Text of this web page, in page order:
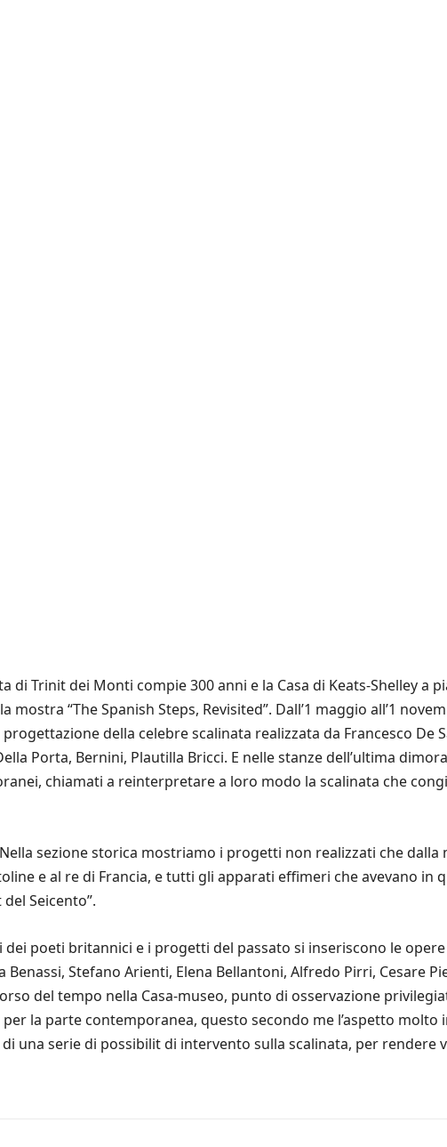
di Trinit dei Monti compie 300 anni e la Casa di Keats-Shelley a
“The Spanish Steps, Revisited”. Dall’1 maggio all’1
della celebre scalinata realizzata da Francesco De
Porta, Bernini, Plautilla Bricci. E nelle stanze dell’ultima
chiamati a reinterpretare a loro modo la scalinata che
sezione storica mostriamo i progetti non realizzati che dalla
e al re di Francia, e tutti gli apparati effimeri che avevano in
Seicento”.
poeti britannici e i progetti del passato si inseriscono le
Stefano Arienti, Elena Bellantoni, Alfredo Pirri, Cesare
del tempo nella Casa-museo, punto di osservazione
la parte contemporanea, questo secondo me l’aspetto
una serie di possibilit di intervento sulla scalinata, per rendere